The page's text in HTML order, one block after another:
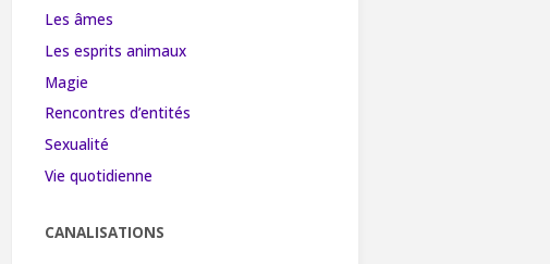
Les âmes
Les esprits animaux
Magie
Rencontres d’entités
Sexualité
Vie quotidienne
CANALISATIONS